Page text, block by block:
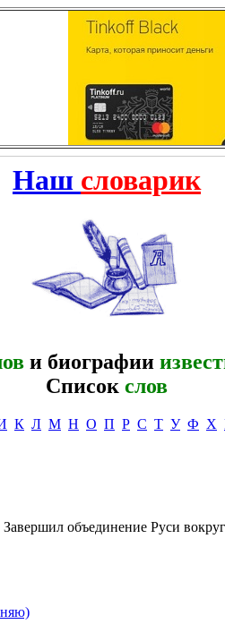
Наш словарик
и биографии
Список слов
К Л М Н О П Р С Т У Ф Х
объединение Руси